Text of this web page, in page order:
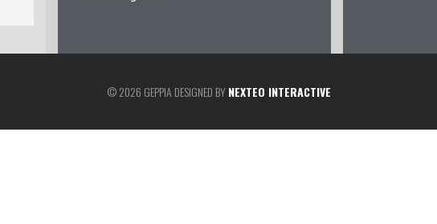
© 2026 GEPPIA DESIGNED BYNEXTEO INTERACTIVE